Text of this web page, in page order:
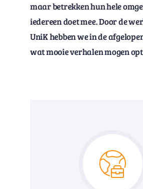
maar betrekken hun hele
iedereen doet mee. Door de
UniK hebben we in de
wat mooie verhalen mogen